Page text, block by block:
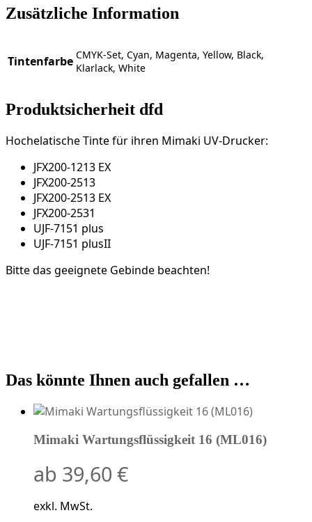
Zusätzliche Information
Tintenfarbe CMYK-Set, Cyan, Magenta, Yellow, Black,
Klarlack, White
Produktsicherheit dfd
Hochelatische Tinte für ihren Mimaki UV-Drucker:
JFX200-1213 EX
JFX200-2513
JFX200-2513 EX
JFX200-2531
UJF-7151 plus
UJF-7151 plusII
Bitte das geeignete Gebinde beachten!
Das könnte Ihnen auch gefallen …
Mimaki Wartungsflüssigkeit 16 (ML016)
ab 39,60 €
exkl. MwSt.